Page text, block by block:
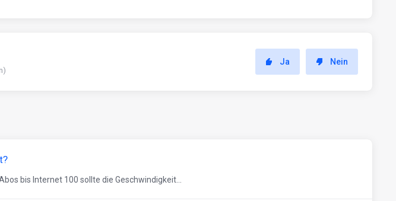
Ja Nein
bis Internet 100 sollte die Geschwindigkeit...